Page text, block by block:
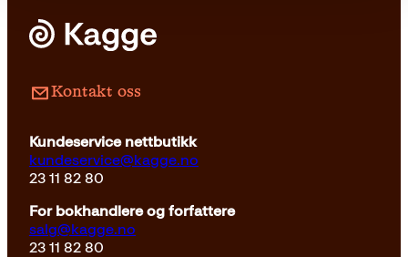
Kontakt oss
Kundeservice nettbutikk
kundeservice@kagge.no
23 11 82 80
For bokhandlere og forfattere
salg@kagge.no
23 11 82 80